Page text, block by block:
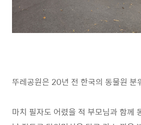
뚜레공원은 20년 전 한국의 동물원 분
마치 필자도 어렸을 적 부모님과 함께